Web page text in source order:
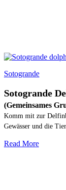
Sotogrande
Sotogrande
(Gemeinsames
Komm mit zur
Gewässer und die
Read More